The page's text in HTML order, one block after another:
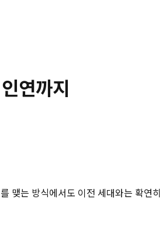
연까지
맺는 방식에서도 이전 세대와는 확연히